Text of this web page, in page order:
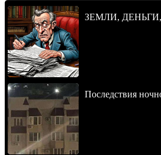
ЗЕМЛИ,
Последствия